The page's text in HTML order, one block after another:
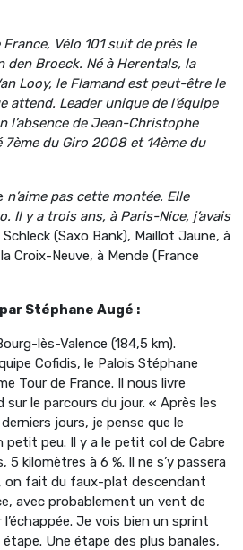
Vélo 101 suit de près le
den Broeck. Né à Herentals, la
Looy, le Flamand est peut-être le
attend. Leader unique de l’équipe
l’absence de Jean-Christophe
du Giro 2008 et 14ème du
n’aime pas cette montée. Elle
Il y a trois ans, à Paris-Nice, j’avais
(Saxo Bank), Maillot Jaune, à
Croix-Neuve, à Mende (France
Stéphane Augé :
lès-Valence (184,5 km).
Cofidis, le Palois Stéphane
Tour de France. Il nous livre
le parcours du jour. « Après les
jours, je pense que le
petit peu. Il y a le petit col de Cabre
kilomètres à 6 %. Il ne s’y passera
on fait du faux-plat descendant
avec probablement un vent de
Je vois bien un sprint
Une étape des plus banales,